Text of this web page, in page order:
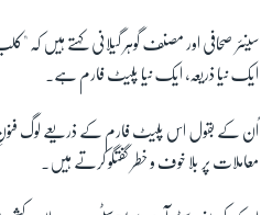
سینئر صحافی اور مصنف گوہر گیلانی کہتے ہیں کہ
ایک نیا ذریعہ، ایک نیا پلیٹ فارم ہے۔
اُن کے بقول اس پلیٹ فارم کے ذریعے لوگ فنونِ
معاملات پر بلا خوف و خطر گفتگو کرتے ہیں۔